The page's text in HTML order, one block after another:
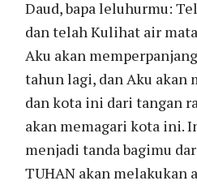
Daud, bapa leluhurmu:
dan telah Kulihat air
Aku akan
tahun lagi, dan Aku akan
dan kota ini dari tangan
akan memagari kota ini.
menjadi tanda bagimu
TUHAN akan melakukan